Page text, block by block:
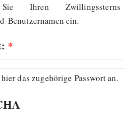
Ihren Zwillingssterns
Benutzernamen ein.
*
das zugehörige Passwort an.
Heute:
Hansen 2016 got
peer-review —